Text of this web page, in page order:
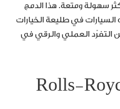
سهولة ومتعة. هذا الدمج
السيارات في طليعة الخيارات
التفرّد العملي والرقي في